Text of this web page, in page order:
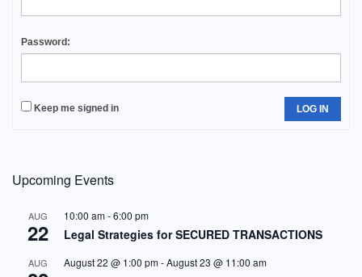
Password:
Keep me signed in LOG IN
Upcoming Events
AUG
22
10:00 am-6:00 pm
Legal Strategies for SECURED TRANSACTIONS
AUG August 22 @ 1:00 pm-August 23 @ 11:00 am